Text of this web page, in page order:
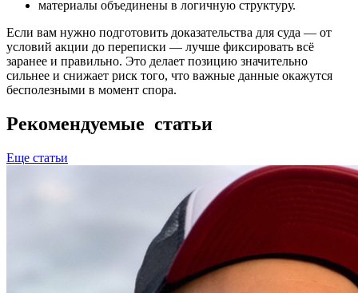
материалы объединены в логичную структуру.
Если вам нужно подготовить доказательства для суда — от
условий акции до переписки — лучше фиксировать всё
заранее и правильно. Это делает позицию значительно
сильнее и снижает риск того, что важные данные окажутся
бесполезными в момент спора.
Рекомендуемые статьи
Еще статьи